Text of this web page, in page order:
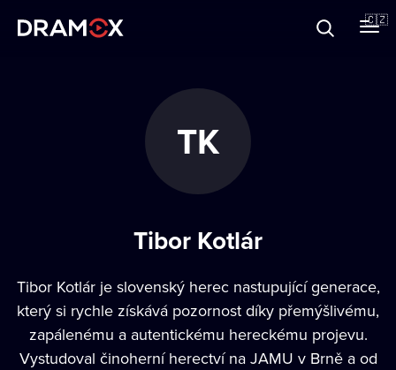
🇨🇿
TK
Tibor Kotlár
Tibor Kotlár je slovenský herec nastupující generace,
který si rychle získává pozornost díky přemýšlivému,
zapálenému a autentickému hereckému projevu.
Vystudoval činoherní herectví na JAMU v Brně a od